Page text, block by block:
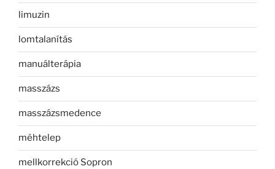
limuzin
lomtalanítás
manuálterápia
masszázs
masszázsmedence
méhtelep
mellkorrekció Sopron